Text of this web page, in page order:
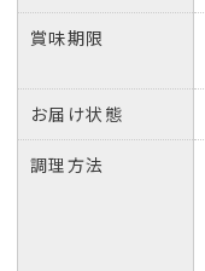
賞味期限
お届け状態
調理方法